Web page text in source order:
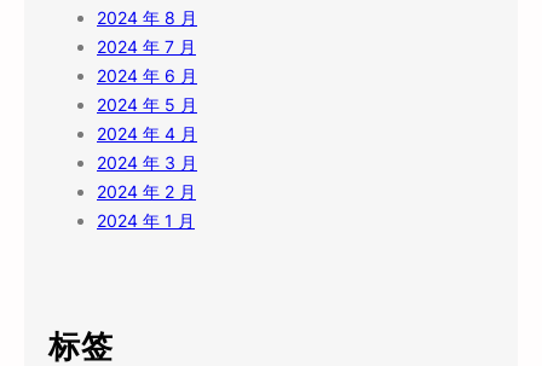
2024 年 8 月
2024 年 7 月
2024 年 6 月
2024 年 5 月
2024 年 4 月
2024 年 3 月
2024 年 2 月
2024 年 1 月
标签